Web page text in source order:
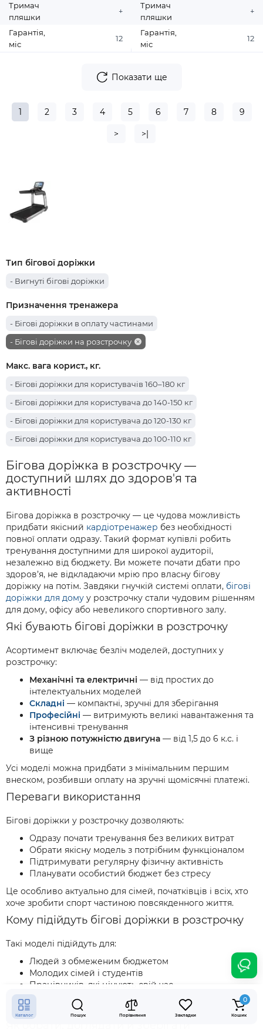
Каталог Пошук Порівняння Закладки
0
Кошик
Тримач
пляшки
+
Гарантія,
міс
12
Тримач
пляшки
+
Гарантія,
міс
12
Показати ще
1 2 3 4 5 6 7 8 9
> >|
Тип бігової доріжки
- Вигнуті бігові доріжки
Призначення тренажера
- Бігові доріжки в оплату частинами
- Бігові доріжки на розстрочку
Макс. вага корист., кг.
- Бігові доріжки для користувачів 160–180 кг
- Бігові доріжки для користувача до 140-150 кг
- Бігові доріжки для користувача до 120-130 кг
- Бігові доріжки для користувача до 100-110 кг
Бігова доріжка в розстрочку —
доступний шлях до здоров'я та
активності
Бігова доріжка в розстрочку — це чудова можливість
придбати якісний кардіотренажер без необхідності
повної оплати одразу. Такий формат купівлі робить
тренування доступними для широкої аудиторії,
незалежно від бюджету. Ви можете почати дбати про
здоров’я, не відкладаючи мрію про власну бігову
доріжку на потім. Завдяки гнучкій системі оплати, бігові
доріжки для дому у розстрочку стали чудовим рішенням
для дому, офісу або невеликого спортивного залу.
Які бувають бігові доріжки в розстрочку
Асортимент включає безліч моделей, доступних у
розстрочку:
Механічні та електричні — від простих до
інтелектуальних моделей
Складні — компактні, зручні для зберігання
Професійні — витримують великі навантаження та
інтенсивні тренування
З різною потужністю двигуна — від 1,5 до 6 к.с. і
вище
Усі моделі можна придбати з мінімальним першим
внеском, розбивши оплату на зручні щомісячні платежі.
Переваги використання
Бігові доріжки у розстрочку дозволяють:
Одразу почати тренування без великих витрат
Обрати якісну модель з потрібним функціоналом
Підтримувати регулярну фізичну активність
Планувати особистий бюджет без стресу
Це особливо актуально для сімей, початківців і всіх, хто
хоче зробити спорт частиною повсякденного життя.
Кому підійдуть бігові доріжки в розстрочку
Такі моделі підійдуть для:
Людей з обмеженим бюджетом
Молодих сімей і студентів
Працівників, які цінують свій час
Усіх, хто не хоче переплачувати й шукає комфортну
покупку, наприклад
для квартири